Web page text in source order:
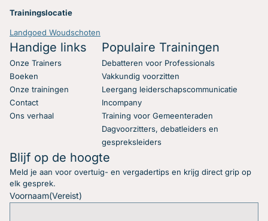
discussies dat de vragen die je stelt niet beantwoord
worden? Hier een paar concrete en simpele tips die jou
gaan helpen!
Lees verder
Trainingslocatie
Landgoed Woudschoten
Handige links
Onze Trainers
Boeken
Onze trainingen
Contact
Ons verhaal
Populaire Trainingen
Debatteren voor Professionals
Vakkundig voorzitten
Leergang leiderschapscommunicatie
Incompany
Training voor Gemeenteraden
Dagvoorzitters, debatleiders en
gespreksleiders
Blijf op de hoogte
Meld je aan voor overtuig- en vergadertips en krijg direct grip op
elk gesprek.
Voornaam(Vereist)